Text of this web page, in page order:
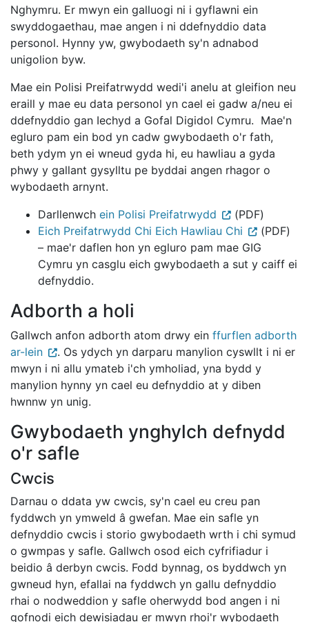
Nghymru. Er mwyn ein galluogi ni i gyflawni ein
swyddogaethau, mae angen i ni ddefnyddio data
personol. Hynny yw, gwybodaeth sy'n adnabod
unigolion byw.
Mae ein Polisi Preifatrwydd wedi'i anelu at gleifion neu
eraill y mae eu data personol yn cael ei gadw a/neu ei
ddefnyddio gan Iechyd a Gofal Digidol Cymru. Mae'n
egluro pam ein bod yn cadw gwybodaeth o'r fath,
beth ydym yn ei wneud gyda hi, eu hawliau a gyda
phwy y gallant gysylltu pe byddai angen rhagor o
wybodaeth arnynt.
Darllenwch ein Polisi Preifatrwydd
(PDF)
Eich Preifatrwydd Chi Eich Hawliau Chi
(PDF)
– mae'r daflen hon yn egluro pam mae GIG
Cymru yn casglu eich gwybodaeth a sut y caiff ei
defnyddio.
Adborth a holi
Gallwch anfon adborth atom drwy ein ffurflen adborth
ar-lein
. Os ydych yn darparu manylion cyswllt i ni er
mwyn i ni allu ymateb i'ch ymholiad, yna bydd y
manylion hynny yn cael eu defnyddio at y diben
hwnnw yn unig.
Gwybodaeth ynghylch defnydd
o'r safle
Cwcis
Darnau o ddata yw cwcis, sy'n cael eu creu pan
fyddwch yn ymweld â gwefan. Mae ein safle yn
defnyddio cwcis i storio gwybodaeth wrth i chi symud
o gwmpas y safle. Gallwch osod eich cyfrifiadur i
beidio â derbyn cwcis. Fodd bynnag, os byddwch yn
gwneud hyn, efallai na fyddwch yn gallu defnyddio
rhai o nodweddion y safle oherwydd bod angen i ni
gofnodi eich dewisiadau er mwyn rhoi'r wybodaeth